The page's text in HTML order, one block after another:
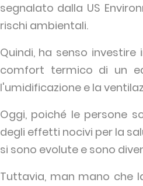
segnalato dalla US
rischi ambientali.
Quindi, ha senso
comfort termico di un
l'umidificazione e la
Oggi, poiché le persone
degli effetti nocivi per la
si sono evolute e sono
Tuttavia, man mano che